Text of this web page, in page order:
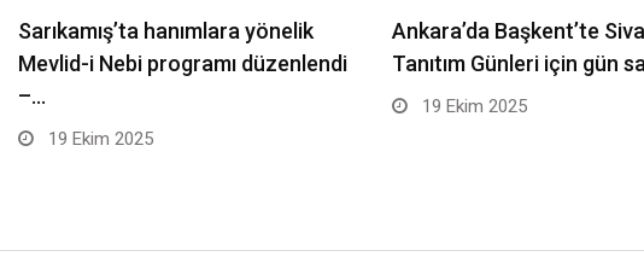
Sarıkamış’ta hanımlara yönelik
Mevlid-i Nebi programı düzenlendi
–…
19 Ekim 2025
Ankara’da Başkent’te
Tanıtım Günleri için gün
19 Ekim 2025